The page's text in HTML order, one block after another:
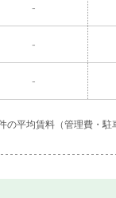
-
-
-
平均賃料（管理費・